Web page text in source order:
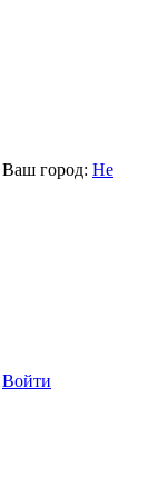
Ваш город: Не
Войти